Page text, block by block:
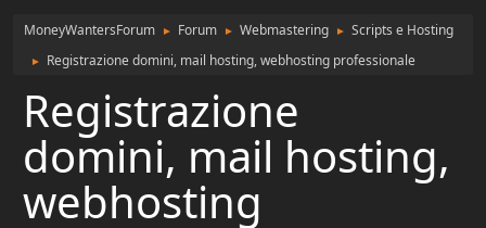
MoneyWantersForum ► Forum ► Webmastering ► Scripts e Hosting
► Registrazione domini, mail hosting, webhosting professionale
Registrazione
domini, mail hosting,
webhosting